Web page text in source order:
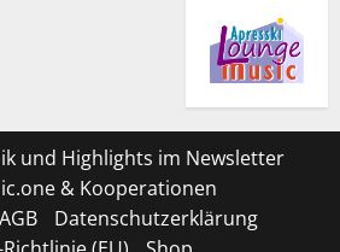
und Highlights im Newsletter
& Kooperationen
Datenschutzerklärung